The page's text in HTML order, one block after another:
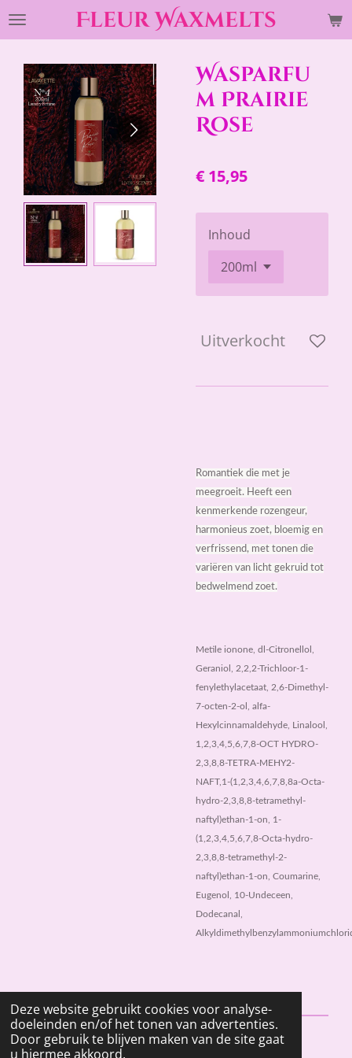
Deze website gebruikt cookies voor analyse-
doeleinden en/of het tonen van advertenties.
Door gebruik te blijven maken van de site gaat
u hiermee akkoord.
Ga
hoofdinhoud
Fleur Waxmelts
Wasparfu
m Prairie
Rose
€ 15,95
Inhoud
Uitverkocht
Romantiek die met je
meegroeit. Heeft een
kenmerkende rozengeur,
harmonieus zoet, bloemig en
verfrissend, met tonen die
variëren van licht gekruid tot
bedwelmend zoet.
Metile ionone, dl-Citronellol,
Geraniol, 2,2,2-Trichloor-1-
fenylethylacetaat, 2,6-Dimethyl-
7-octen-2-ol, alfa-
Hexylcinnamaldehyde, Linalool,
1,2,3,4,5,6,7,8-OCT HYDRO-
2,3,8,8-TETRA-MEHY2-
NAFT,1-(1,2,3,4,6,7,8,8a-Octa-
hydro-2,3,8,8-tetramethyl-
naftyl)ethan-1-on, 1-
(1,2,3,4,5,6,7,8-Octa-hydro-
2,3,8,8-tetramethyl-2-
naftyl)ethan-1-on, Coumarine,
Eugenol, 10-Undeceen,
Dodecanal,
© 2023 - 2026 fleurwaxmelts.nl